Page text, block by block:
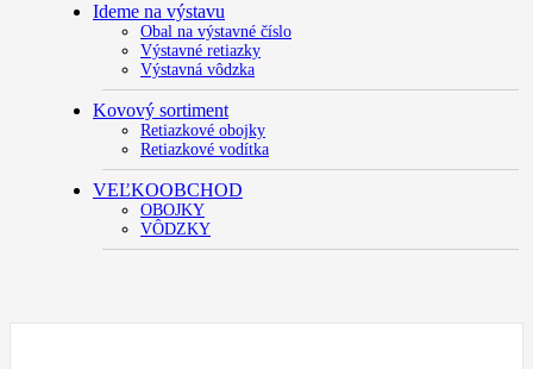
Ideme na výstavu
Obal na výstavné číslo
Výstavné retiazky
Výstavná vôdzka
Kovový sortiment
Retiazkové obojky
Retiazkové vodítka
VEĽKOOBCHOD
OBOJKY
VÔDZKY